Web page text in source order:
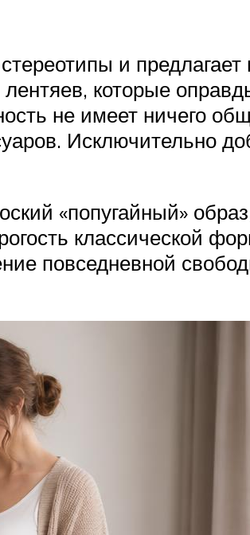
и
которые
не имеет ничего
Исключительно
«попугайный»
классической
повседневной